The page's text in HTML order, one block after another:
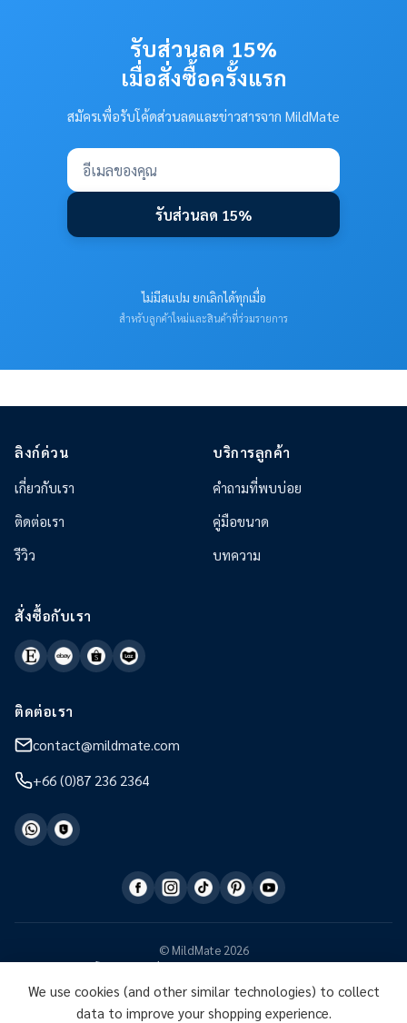
รับส่วนลด 15%
เมื่อสั่งซื้อครั้งแรก
สมัครเพื่อรับโค้ดส่วนลดและข่าวสารจาก MildMate
รับส่วนลด 15%
ไม่มีสแปม ยกเลิกได้ทุกเมื่อ
สำหรับลูกค้าใหม่และสินค้าที่ร่วมรายการ
ลิงก์ด่วน
เกี่ยวกับเรา
ติดต่อเรา
รีวิว
บริการลูกค้า
คำถามที่พบบ่อย
คู่มือขนาด
บทความ
สั่งซื้อกับเรา
ติดต่อเรา
contact@mildmate.com
+66 (0)87 236 2364
© MildMate 2026
We use cookies (and other similar technologies) to collect
data to improve your shopping experience.